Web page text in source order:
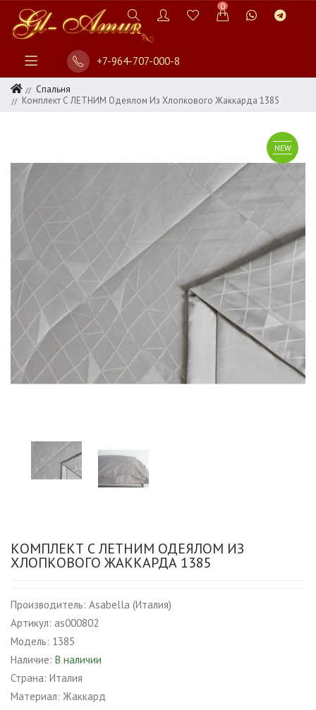
0
+7-964-707-000-8
Спальня
Комплект С ЛЕТНИМ Одеялом Из Хлопкового Жаккарда 1385
NEW
КОМПЛЕКТ С ЛЕТНИМ ОДЕЯЛОМ ИЗ
ХЛОПКОВОГО ЖАККАРДА 1385
Производитель: Asabella (Италия)
Артикул: as000802
Модель: 1385
Наличие: В наличии
Страна: Италия
Материал: Жаккард